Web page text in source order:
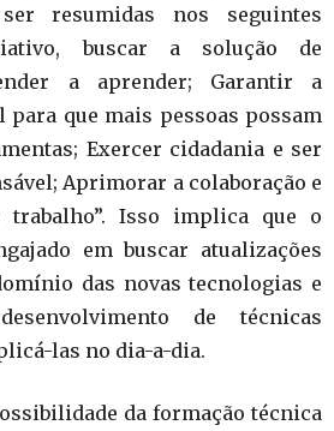
resumidas nos seguintes
buscar a solução de
a aprender; Garantir a
para que mais pessoas possam
Exercer cidadania e ser
Aprimorar a colaboração e
trabalho”. Isso implica que o
em buscar atualizações
das novas tecnologias e
de técnicas
las no dia-a-dia.
da formação técnica